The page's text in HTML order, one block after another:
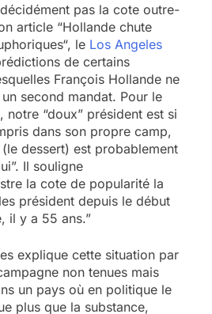
pas la cote outre-
article “Hollande chute
le Los Angeles
de certains
François Hollande ne
second mandat. Pour le
notre “doux” président est si
dans son propre camp,
dessert) est probablement
Il souligne
la cote de popularité la
président depuis le début
il y a 55 ans.”
explique cette situation par
non tenues mais
un pays où en politique le
plus que la substance,